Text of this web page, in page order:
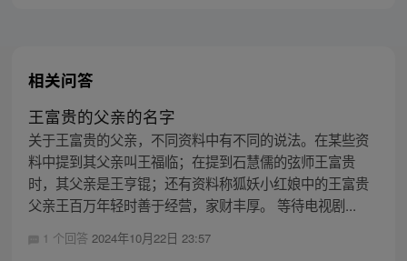
相关问答
王富贵的父亲的名字
关于王富贵的父亲，不同资料中有不同的说法。在某些资
料中提到其父亲叫王福临；在提到石慧儒的弦师王富贵
时，其父亲是王亨锟；还有资料称狐妖小红娘中的王富贵
父亲王百万年轻时善于经营，家财丰厚。 等待电视剧...
1 个回答 2024年10月22日 23:57